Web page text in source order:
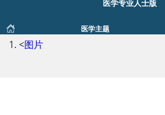
医学专业人士版
医学主题
<图片